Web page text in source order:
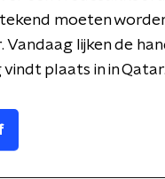
moeten
lijken de
plaats in in Qatar.